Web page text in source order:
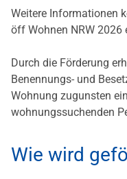
Weitere Informationen
öff Wohnen NRW 2026
Durch die Förderung
Benennungs- und
Wohnung zugunsten
wohnungssuchenden
Wie wird